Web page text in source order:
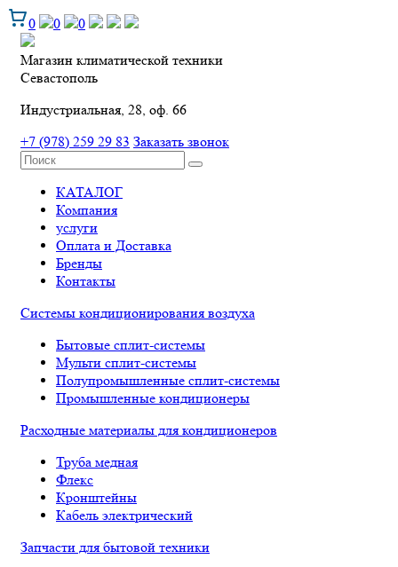
0 0 0
Магазин климатической техники
Севастополь
Индустриальная, 28, оф. 66
+7 (978) 259 29 83 Заказать звонок
КАТАЛОГ
Компания
услуги
Оплата и Доставка
Бренды
Контакты
Системы кондиционирования воздуха
Бытовые сплит-системы
Мульти сплит-системы
Полупромышленные сплит-системы
Промышленные кондиционеры
Расходные материалы для кондиционеров
Труба медная
Флекс
Кронштейны
Кабель электрический
Запчасти для бытовой техники